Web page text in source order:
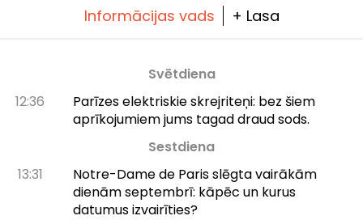
Informācijas vads + Lasa
Svētdiena
12:36
Parīzes elektriskie skrejriteņi: bez šiem
aprīkojumiem jums tagad draud sods.
Sestdiena
13:31
Notre-Dame de Paris slēgta vairākām
dienām septembrī: kāpēc un kurus
datumus izvairīties?